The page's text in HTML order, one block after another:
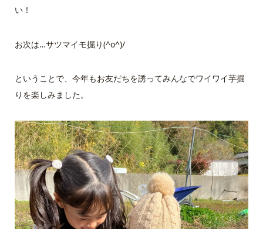
い！
お次は…サツマイモ掘り(^o^)/
ということで、今年もお友だちを誘ってみんなでワイワイ芋掘
りを楽しみました。